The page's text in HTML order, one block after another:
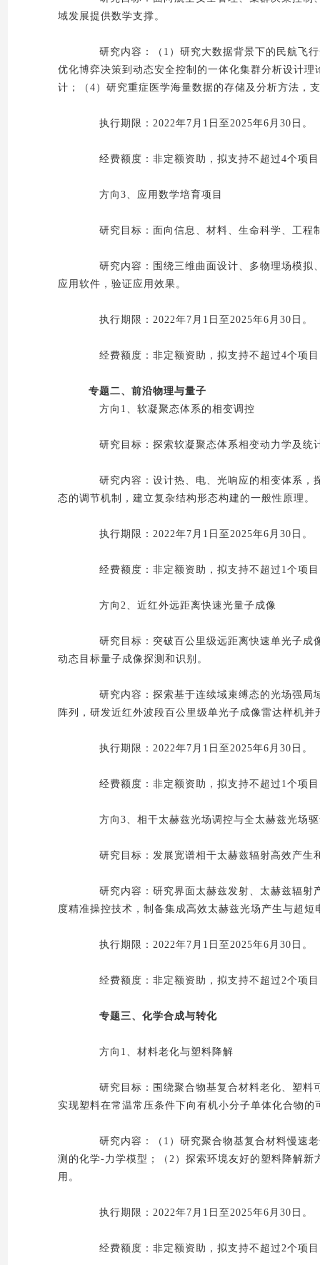
域发展提供数学支撑。
研究内容：（1）研究大数据背景下的民航飞行
优化博弈决策到动态安全控制的一体化集群分析设计
计；（4）研究重症医学海量数据的存储及分析方法，
执行期限：2022年7月1日至2025年6月30日。
经费额度：非定额资助，拟支持不超过4个项目
方向3、应用数学培育项目
研究目标：面向信息、材料、生命科学、工程
研究内容：围绕三维曲面设计、多物理场模拟
应用软件，验证应用效果。
执行期限：2022年7月1日至2025年6月30日。
经费额度：非定额资助，拟支持不超过4个项目
专题二、前沿物理与量子
方向1、软凝聚态体系的相变调控
研究目标：探索软凝聚态体系相变动力学及统
研究内容：设计热、电、光响应的相变体系，
态的调节机制，建立复杂结构形态构建的一般性原理。
执行期限：2022年7月1日至2025年6月30日。
经费额度：非定额资助，拟支持不超过1个项目
方向2、近红外远距离快速光量子成像
研究目标：突破百公里级远距离快速单光子成
动态目标量子成像探测和识别。
研究内容：探索基于连续域束缚态的光场强局
阵列，研发近红外波段百公里级单光子成像雷达样机并
执行期限：2022年7月1日至2025年6月30日。
经费额度：非定额资助，拟支持不超过1个项目
方向3、相干太赫兹光场调控与全太赫兹光场驱
研究目标：发展宽谱相干太赫兹辐射高效产生
研究内容：研究界面太赫兹发射、太赫兹辐射
度精准操控技术，制备集成高效太赫兹光场产生与超
执行期限：2022年7月1日至2025年6月30日。
经费额度：非定额资助，拟支持不超过2个项目
专题三、化学合成与转化
方向1、材料老化与塑料降解
研究目标：围绕聚合物基复合材料老化、塑料
实现塑料在常温常压条件下向有机小分子单体化合物的
研究内容：（1）研究聚合物基复合材料慢速老
测的化学-力学模型；（2）探索环境友好的塑料降解
用。
执行期限：2022年7月1日至2025年6月30日。
经费额度：非定额资助，拟支持不超过2个项目